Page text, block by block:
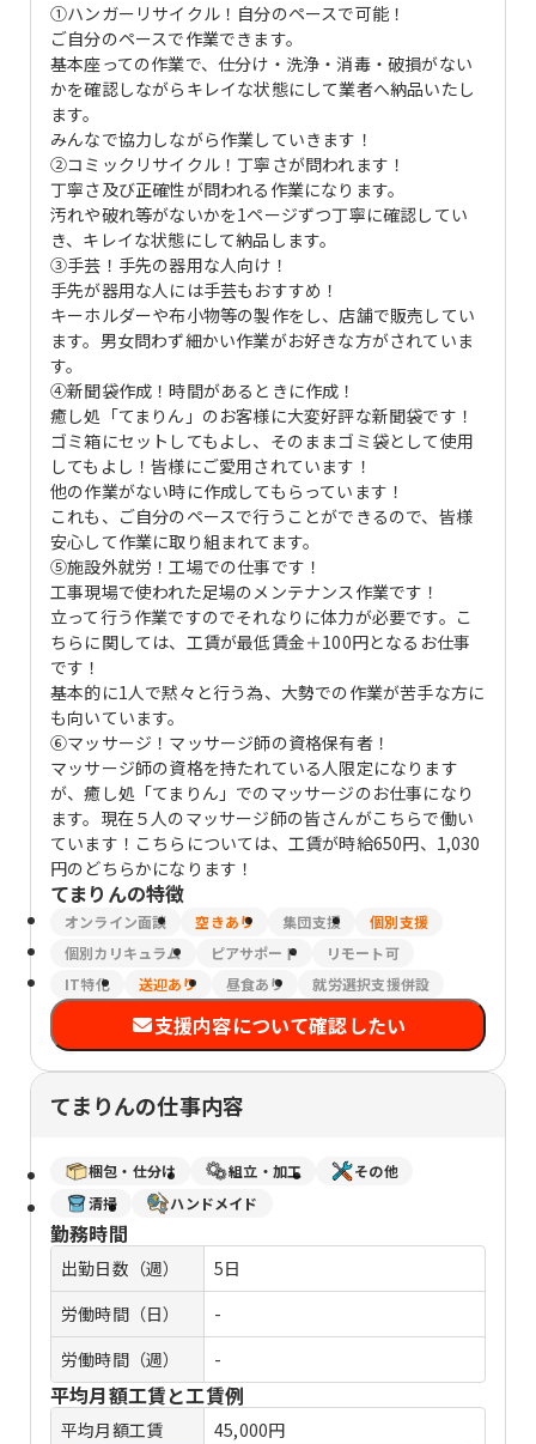
①ハンガーリサイクル！自分のペースで可能！
ご自分のペースで作業できます。
基本座っての作業で、仕分け・洗浄・消毒・破損がない
かを確認しながらキレイな状態にして業者へ納品いたし
ます。
みんなで協力しながら作業していきます！
②コミックリサイクル！丁寧さが問われます！
丁寧さ及び正確性が問われる作業になります。
汚れや破れ等がないかを1ページずつ丁寧に確認してい
き、キレイな状態にして納品します。
③手芸！手先の器用な人向け！
手先が器用な人には手芸もおすすめ！
キーホルダーや布小物等の製作をし、店舗で販売してい
ます。男女問わず細かい作業がお好きな方がされていま
す。
④新聞袋作成！時間があるときに作成！
癒し処「てまりん」のお客様に大変好評な新聞袋です！
ゴミ箱にセットしてもよし、そのままゴミ袋として使用
してもよし！皆様にご愛用されています！
他の作業がない時に作成してもらっています！
これも、ご自分のペースで行うことができるので、皆様
安心して作業に取り組まれてます。
⑤施設外就労！工場での仕事です！
工事現場で使われた足場のメンテナンス作業です！
立って行う作業ですのでそれなりに体力が必要です。こ
ちらに関しては、工賃が最低賃金＋100円となるお仕事
です！
基本的に1人で黙々と行う為、大勢での作業が苦手な方に
も向いています。
⑥マッサージ！マッサージ師の資格保有者！
マッサージ師の資格を持たれている人限定になります
が、癒し処「てまりん」でのマッサージのお仕事になり
ます。現在５人のマッサージ師の皆さんがこちらで働い
ています！こちらについては、工賃が時給650円、1,030
円のどちらかになります！
てまりんの特徴
オンライン面談 空きあり 集団支援
個別支援
個別カリキュラム
ピアサポート
リモート可
IT特化
送迎あり 昼食あり 就労選択支援併設
支援内容について確認したい
てまりんの仕事内容
梱包・仕分け 組立・加工
その他
清掃
ハンドメイド
勤務時間
出勤日数（週）
5日
労働時間（日）
-
労働時間（週）
-
平均月額工賃と工賃例
平均月額工賃 45,000円